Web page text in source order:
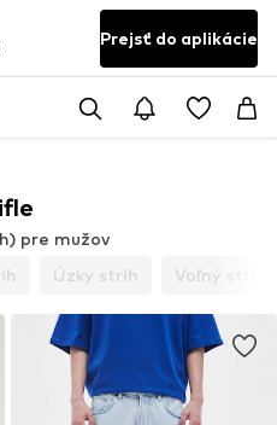
Prejsť do aplikácie
pre mužov
Úzky strih Voľný strih